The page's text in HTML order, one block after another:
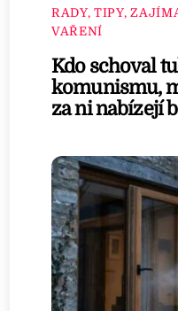
RADY, TIPY,
VAŘENÍ
Kdo schoval
komunismu,
za ni nabízejí